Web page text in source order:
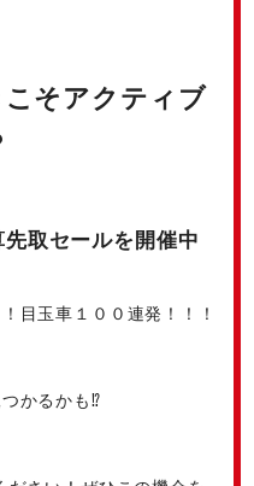
そアクティブ
取セールを開催中
目玉車１００連発！！！
かるかも⁉